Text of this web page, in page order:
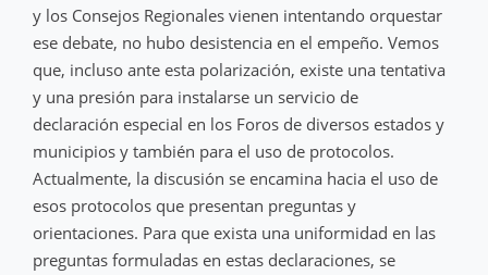
y los Consejos Regionales vienen intentando orquestar
ese debate, no hubo desistencia en el empeño. Vemos
que, incluso ante esta polarización, existe una tentativa
y una presión para instalarse un servicio de
declaración especial en los Foros de diversos estados y
municipios y también para el uso de protocolos.
Actualmente, la discusión se encamina hacia el uso de
esos protocolos que presentan preguntas y
orientaciones. Para que exista una uniformidad en las
preguntas formuladas en estas declaraciones, se